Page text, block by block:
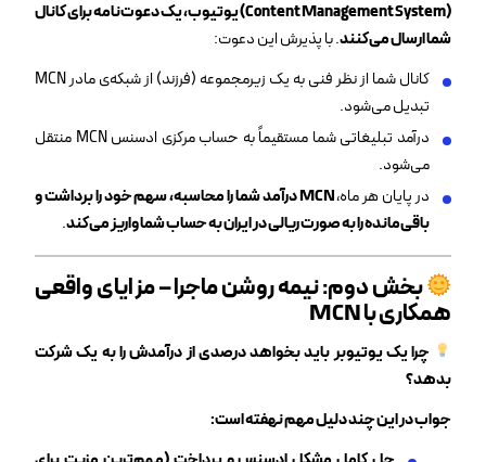
(Content Management System) یوتیوب، یک دعوت‌نامه برای کانال
شما ارسال می‌کنند. با پذیرش این دعوت:
کانال شما از نظر فنی به یک زیرمجموعه (فرزند) از شبکه‌ی مادر MCN
تبدیل می‌شود.
درآمد تبلیغاتی شما مستقیماً به حساب مرکزی ادسنس MCN منتقل
می‌شود.
در پایان هر ماه،
MCN درآمد شما را محاسبه، سهم خود را برداشت و
باقی‌مانده را به صورت ریالی در ایران به حساب شما واریز می‌کند.
بخش دوم: نیمه روشن ماجرا – مزایای واقعی
همکاری با
چرا یک یوتیوبر باید بخواهد درصدی از درآمدش را به یک شرکت
بدهد؟
جواب در این چند دلیل مهم نهفته است: